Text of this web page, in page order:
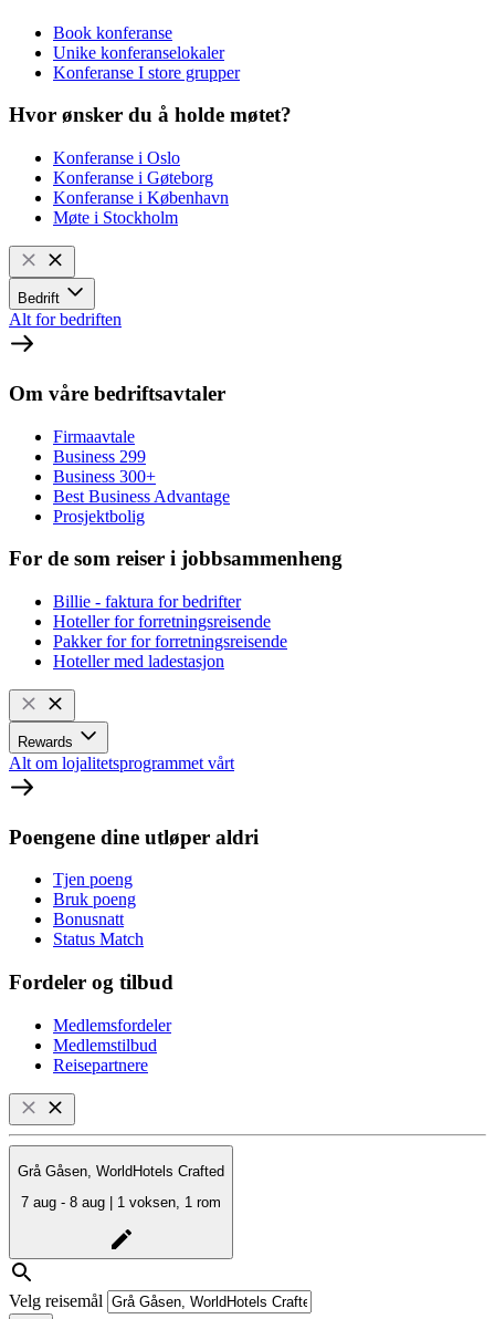
Book konferanse
Unike konferanselokaler
Konferanse I store grupper
Hvor ønsker du å holde møtet?
Konferanse i Oslo
Konferanse i Gøteborg
Konferanse i København
Møte i Stockholm
Bedrift
Alt for bedriften
Om våre bedriftsavtaler
Firmaavtale
Business 299
Business 300+
Best Business Advantage
Prosjektbolig
For de som reiser i jobbsammenheng
Billie - faktura for bedrifter
Hoteller for forretningsreisende
Pakker for for forretningsreisende
Hoteller med ladestasjon
Rewards
Alt om lojalitetsprogrammet vårt
Poengene dine utløper aldri
Tjen poeng
Bruk poeng
Bonusnatt
Status Match
Fordeler og tilbud
Medlemsfordeler
Medlemstilbud
Reisepartnere
Grå Gåsen, WorldHotels Crafted
7 aug - 8 aug | 1 voksen, 1 rom
Velg reisemål